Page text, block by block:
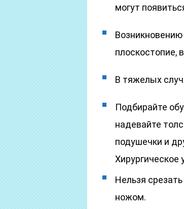
могут
плоскостопие,
В тяжелых
Подбирайте
надевайте
подушечки и
Хирургическое
Нельзя
ножом.